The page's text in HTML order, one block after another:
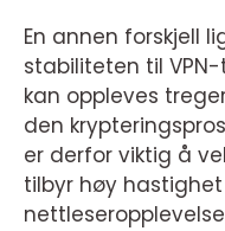
En annen forskjell
stabiliteten til
kan oppleves
den
er derfor viktig å
tilbyr høy